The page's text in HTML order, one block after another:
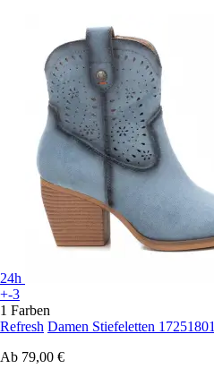
24h
+-3
1 Farben
Refresh Damen Stiefeletten 17251801
Ab 79,00 €